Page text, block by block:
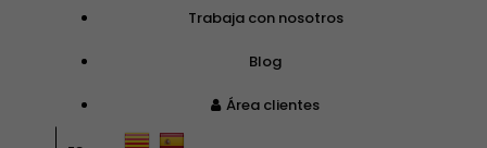
Trabaja con nosotros
Blog
Área clientes